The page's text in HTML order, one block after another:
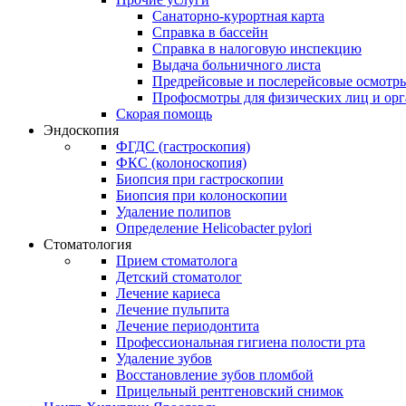
Санаторно-курортная карта
Справка в бассейн
Справка в налоговую инспекцию
Выдача больничного листа
Предрейсовые и послерейсовые
Профосмотры для физических лиц и
Скорая помощь
Эндоскопия
ФГДС (гастроскопия)
ФКС (колоноскопия)
Биопсия при гастроскопии
Биопсия при колоноскопии
Удаление полипов
Определение Helicobacter pylori
Стоматология
Прием стоматолога
Детский стоматолог
Лечение кариеса
Лечение пульпита
Лечение периодонтита
Профессиональная гигиена полости рта
Удаление зубов
Восстановление зубов пломбой
Прицельный рентгеновский снимок